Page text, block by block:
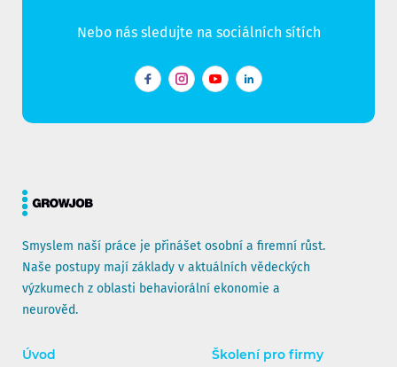
Nebo nás sledujte na sociálních sítích
FacebookInstagramYouTubeLinkedIn
Smyslem naší práce je přinášet osobní a firemní růst.
Naše postupy mají základy v aktuálních vědeckých
výzkumech z oblasti behaviorální ekonomie a
neurověd.
Úvod Školení pro firmy